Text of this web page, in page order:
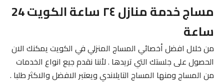
مساج خدمة منازل ٢٤ ساعة الكويت 24
ساعة
من خلال افضل أخصائي المساج المنزلي في الكويت يمكنك الان
الحصول على جلستك التي تريدها . لأننا نقدم جيع انواع الخدمات
من المساج ومنها المساج التايلاندي ويعتبر الافضل والاكثر طلبا .